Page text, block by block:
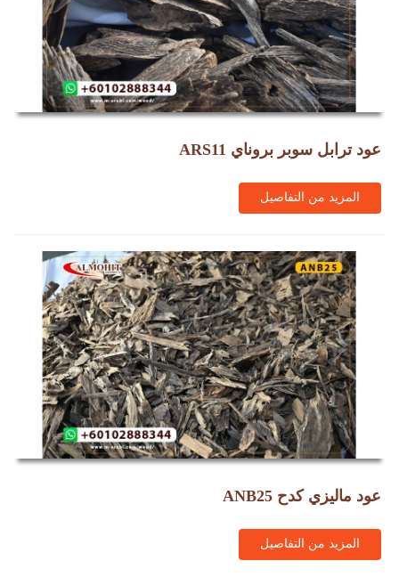
عود ترابل سوبر بروناي ARS11
المزيد من التفاصيل
عود ماليزي كدح ANB25
المزيد من التفاصيل